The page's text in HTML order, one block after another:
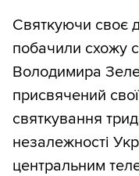
Святкуючи своє
побачили схожу
Володимира
присвячений
святкування
незалежності
центральним